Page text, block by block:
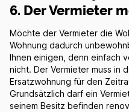
6. Der Vermieter
Möchte der Vermieter die
Wohnung dadurch
Ihnen einigen, denn einfach
nicht. Der Vermieter muss in
Ersatzwohnung für den
Grundsätzlich darf ein
seinem Besitz befinden